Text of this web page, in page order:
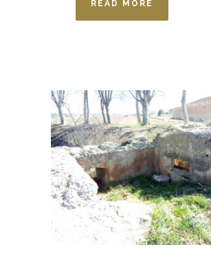
READ MORE